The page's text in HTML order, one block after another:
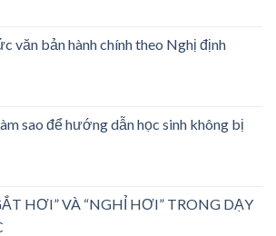
văn bản hành chính theo Nghị định
sao để hướng dẫn học sinh không bị
HƠI” VÀ “NGHỈ HƠI” TRONG DẠY